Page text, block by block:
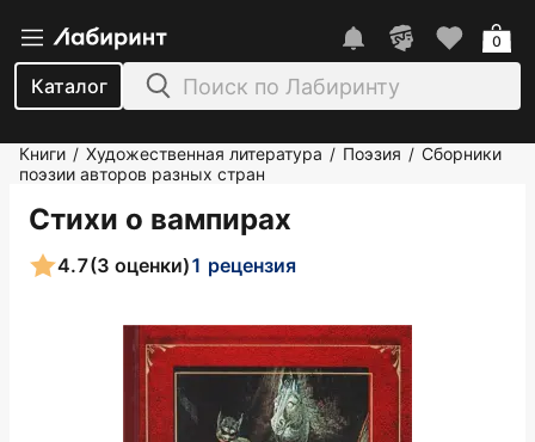
Каталог
0
Книги / Художественная литература / Поэзия / Сборники
поэзии авторов разных стран
Стихи о вампирах
4.7(3 оценки)1 рецензия